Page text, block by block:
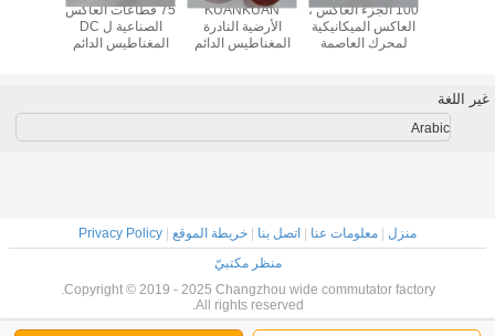
75 قطاعات العاكس
الصناعية ل DC
المغناطيس الدائم
KUANKUAN
الأرضية النادرة
المغناطيس الدائم
Commuta
100 الجزء العاكس ،
العاكس الميكانيكية
لمحرك العاصمة
غير اللغة
Arabic
منزل | معلومات عنا | اتصل بنا | خريطة الموقع |
Privacy Policy
منظر مكتبيّ
Copyright © 2019 - 2025 Changzhou wide commutator factory.
All rights reserved.